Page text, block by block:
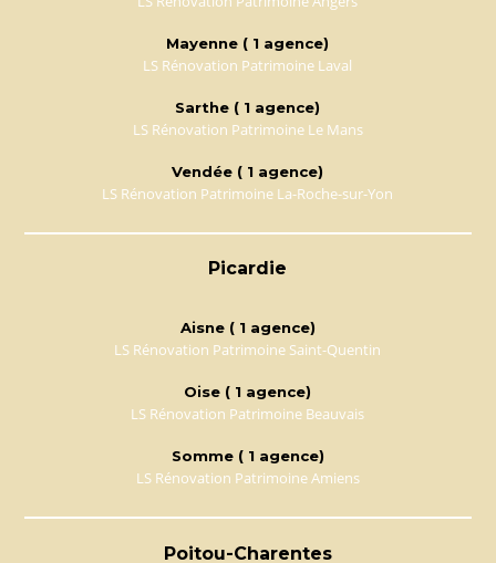
Mayenne ( 1 agence)
LS Rénovation Patrimoine Laval
Sarthe ( 1 agence)
LS Rénovation Patrimoine Le Mans
Vendée ( 1 agence)
LS Rénovation Patrimoine La-Roche-sur-Yon
Picardie
Aisne ( 1 agence)
LS Rénovation Patrimoine Saint-Quentin
Oise ( 1 agence)
LS Rénovation Patrimoine Beauvais
Somme ( 1 agence)
LS Rénovation Patrimoine Amiens
Poitou-Charentes